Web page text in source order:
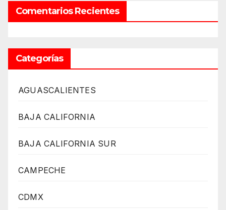
Comentarios Recientes
Categorías
AGUASCALIENTES
BAJA CALIFORNIA
BAJA CALIFORNIA SUR
CAMPECHE
CDMX